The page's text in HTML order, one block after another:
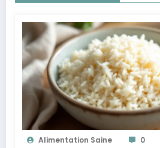
Alimentation Saine 0